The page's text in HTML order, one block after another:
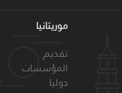
موريتانيا
تقديم
المؤسسات
دوليا